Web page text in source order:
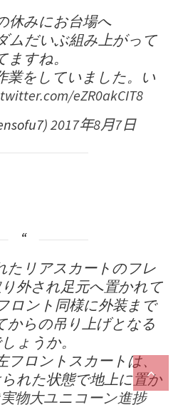
休みにお台場へ
ムだいぶ組み上がって
ますね。
業をしていました。い
eZR0akCIT8
2017年8月7日
たリアスカートのフレ
外され足元へ置かれて
ロント同様に外装まで
からの吊り上げとなる
ょうか。
フロントスカートは、
れた状態で地上に置か
物大ユニコーン進捗